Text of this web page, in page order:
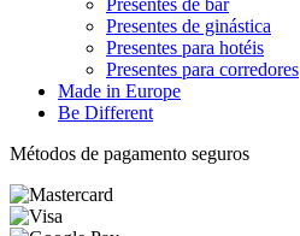
Presentes de bar
Presentes de ginástica
Presentes para hotéis
Presentes para corredores
Made in Europe
Be Different
Métodos de pagamento seguros